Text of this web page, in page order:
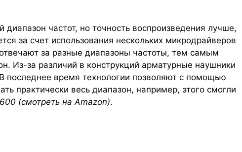
диапазон частот, но точность воспроизведения лучше,
за счет использования нескольких микродрайверов
за разные диапазоны частоты, тем самым
Из-за различий в конструкций арматурные наушники
последнее время технологии позволяют с помощью
практически весь диапазон, например, этого смогли
(смотреть на Amazon).